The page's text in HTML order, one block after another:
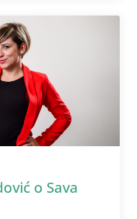
o Sava